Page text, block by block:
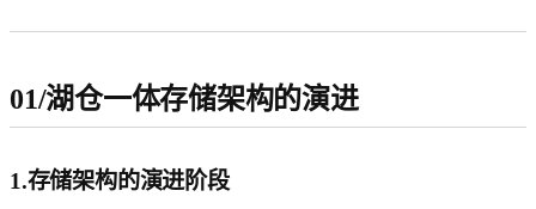
01/湖仓一体存储架构的演进
1.存储架构的演进阶段